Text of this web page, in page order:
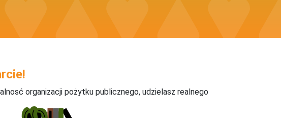
organizacji pożytku publicznego, udzielasz realnego